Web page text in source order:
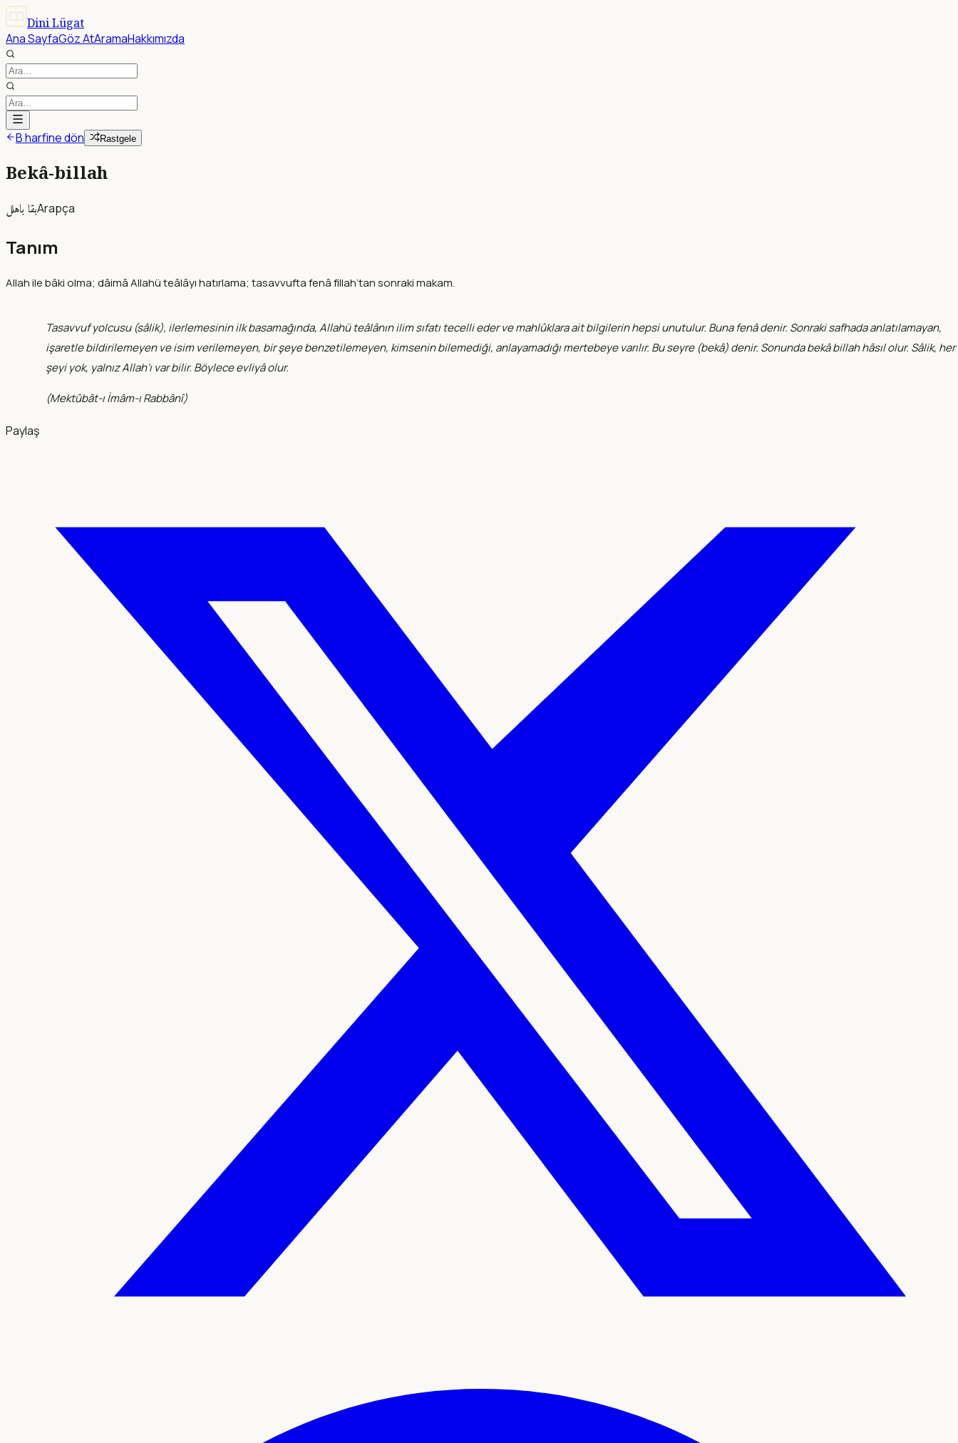
Dini Lügat
Ana SayfaGöz AtAramaHakkımızda
B harfine dön Rastgele
Bekâ-billah
بقا باهللArapça
Tanım
Allah ile bâki olma; dâimâ Allahü teâlâyı hatırlama; tasavvufta fenâ fillah’tan sonraki makam.
Tasavvuf yolcusu (sâlik), ilerlemesinin ilk basamağında, Allahü teâlânın ilim sıfatı tecelli eder ve mahlûklara ait bilgilerin hepsi unutulur. Buna fenâ denir. Sonraki safhada anlatılamayan,
işaretle bildirilemeyen ve isim verilemeyen, bir şeye benzetilemeyen, kimsenin bilemediği, anlayamadığı mertebeye varılır. Bu seyre (bekâ) denir. Sonunda bekâ billah hâsıl olur. Sâlik, her
şeyi yok, yalnız Allah’ı var bilir. Böylece evliyâ olur.
(Mektûbât-ı İmâm-ı Rabbânî)
Paylaş